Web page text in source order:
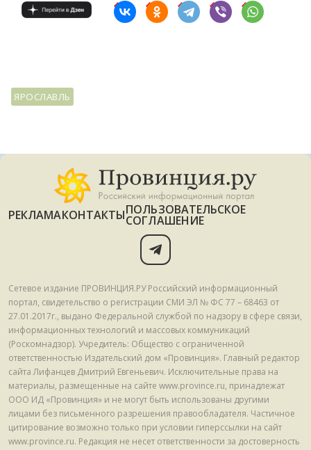
ЯРОСЛАВЛЬ
РЕКЛАМАКОНТАКТЫПОЛЬЗОВАТЕЛЬСКОЕ
СОГЛАШЕНИЕ
Сетевое издание ПРОВИНЦИЯ.РУ Российский информационный
портал, свидетельство о регистрации СМИ ЭЛ № ФС 77 – 68463 от
27.01.2017г., выдано Федеральной службой по надзору в сфере связи,
информационных технологий и массовых коммуникаций
(Роскомнадзор). Учредитель: Общество с ограниченной
ответственностью Издательский дом «Провинция». Главный редактор
сайта Лифанцев Дмитрий Евгеньевич. Исключительные права на
материалы, размещенные на сайте www.province.ru, принадлежат
ООО ИД «Провинция» и не могут быть использованы другими
лицами без письменного разрешения правообладателя. Частичное
цитирование возможно только при условии гиперссылки на сайт
www.province.ru. Редакция не несет ответственности за достоверность